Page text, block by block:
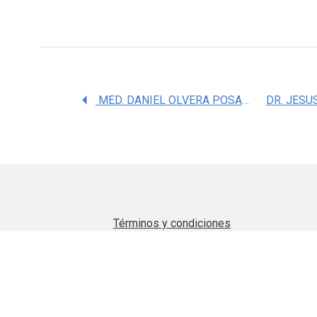
MED. DANIEL OLVERA POSADA
Términos y condiciones